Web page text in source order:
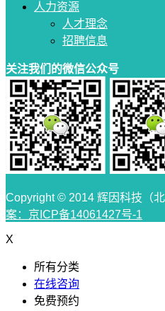
人力资源
人才理念
招聘信息
关注我们的微信公众号
Copyright © 2014 辉因科技（
案：京ICP备14061427号-1
X
所有分类
在线咨询
免费预约